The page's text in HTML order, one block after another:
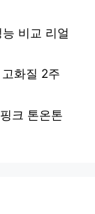
비교 리얼
화질 2주
크 톤온톤